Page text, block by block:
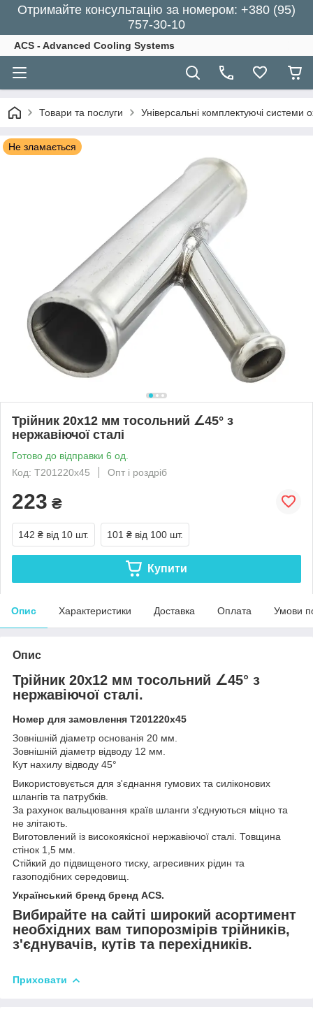
Отримайте консультацію за номером: +380 (95)
757-30-10
ACS - Advanced Cooling Systems
Товари та послуги Універсальні комплектуючі системи
Не зламається
Трійник 20x12 мм тосольний ∠45° з
нержавіючої сталі
Готово до відправки 6 од.
Код: Т201220х45
Опт і роздріб
223 ₴
142 ₴ від 10 шт. 101 ₴ від 100 шт.
Купити
Опис Характеристики Доставка Оплата Умови
Опис
Трійник 20x12 мм тосольний ∠45° з
нержавіючої сталі.
Номер для замовлення Т201220х45
Зовнішній діаметр основанія 20 мм.
Зовнішній діаметр відводу 12 мм.
Кут нахилу відводу 45°
Використовується для з'єднання гумових та силіконових
шлангів та патрубків.
За рахунок вальцювання країв шланги з'єднуються міцно та
не злітають.
Виготовлений із високоякісної нержавіючої сталі. Товщина
стінок 1,5 мм.
Стійкий до підвищеного тиску, агресивних рідин та
газоподібних середовищ.
Український бренд бренд ACS.
Вибирайте на сайті широкий асортимент
необхідних вам типорозмірів трійників,
з'єднувачів, кутів та перехідників.
Приховати